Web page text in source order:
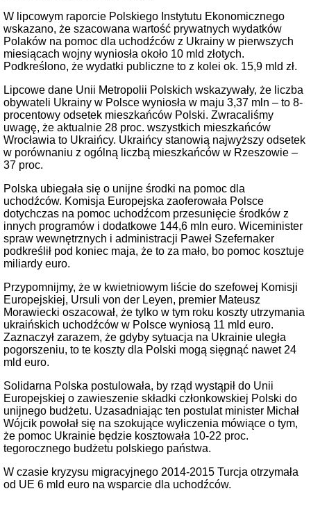
W lipcowym raporcie Polskiego Instytutu Ekonomicznego
wskazano, że szacowana wartość prywatnych wydatków
Polaków na pomoc dla uchodźców z Ukrainy w pierwszych
miesiącach wojny wyniosła około 10 mld złotych.
Podkreślono, że wydatki publiczne to z kolei ok. 15,9 mld zł.
Lipcowe dane Unii Metropolii Polskich wskazywały, że liczba
obywateli Ukrainy w Polsce wyniosła w maju 3,37 mln – to 8-
procentowy odsetek mieszkańców Polski. Zwracaliśmy
uwagę, że aktualnie 28 proc. wszystkich mieszkańców
Wrocławia to Ukraińcy. Ukraińcy stanowią najwyższy odsetek
w porównaniu z ogólną liczbą mieszkańców w Rzeszowie –
37 proc.
Polska ubiegała się o unijne środki na pomoc dla
uchodźców. Komisja Europejska zaoferowała Polsce
dotychczas na pomoc uchodźcom przesunięcie środków z
innych programów i dodatkowe 144,6 mln euro. Wiceminister
spraw wewnętrznych i administracji Paweł Szefernaker
podkreślił pod koniec maja, że to za mało, bo pomoc kosztuje
miliardy euro.
Przypomnijmy, że w kwietniowym liście do szefowej Komisji
Europejskiej, Ursuli von der Leyen, premier Mateusz
Morawiecki oszacował, że tylko w tym roku koszty utrzymania
ukraińskich uchodźców w Polsce wyniosą 11 mld euro.
Zaznaczył zarazem, że gdyby sytuacja na Ukrainie uległa
pogorszeniu, to te koszty dla Polski mogą sięgnąć nawet 24
mld euro.
Solidarna Polska postulowała, by rząd wystąpił do Unii
Europejskiej o zawieszenie składki członkowskiej Polski do
unijnego budżetu. Uzasadniając ten postulat minister Michał
Wójcik powołał się na szokujące wyliczenia mówiące o tym,
że pomoc Ukrainie będzie kosztowała 10-22 proc.
tegorocznego budżetu polskiego państwa.
W czasie kryzysu migracyjnego 2014-2015 Turcja otrzymała
od UE 6 mld euro na wsparcie dla uchodźców.